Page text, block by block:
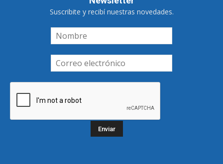
Suscribite y recibí nuestras novedades.